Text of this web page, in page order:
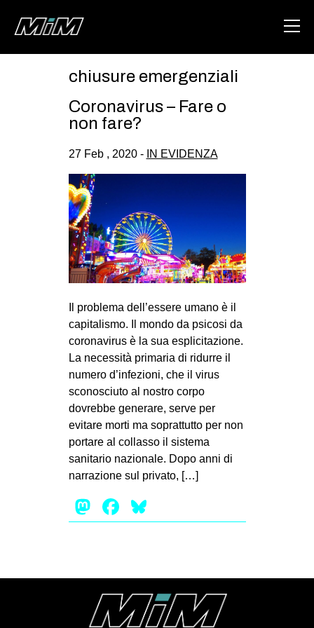
ABOUT
AREA
DEGENERAZIONE
CSOA LAMBRETTA
MSM
STUDENTI TSUNAMI
MILANO
MOBILITAZIONI
SPAZI
SPORT POPOLARE
MOVIMENTI
AMBIENTE
ANTIFASCISMO
STUDENTI
chiusure emergenziali
Coronavirus – Fare o
non fare?
27 Feb , 2020 - IN EVIDENZA
Il problema dell’essere umano è il
capitalismo. Il mondo da psicosi da
coronavirus è la sua esplicitazione.
La necessità primaria di ridurre il
numero d’infezioni, che il virus
sconosciuto al nostro corpo
dovrebbe generare, serve per
evitare morti ma soprattutto per non
portare al collasso il sistema
sanitario nazionale. Dopo anni di
narrazione sul privato, […]
Mastodon
Facebook